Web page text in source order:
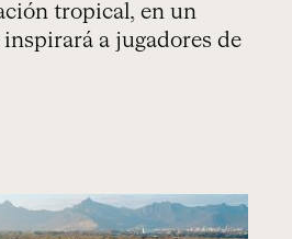
tropical, en un
a jugadores de